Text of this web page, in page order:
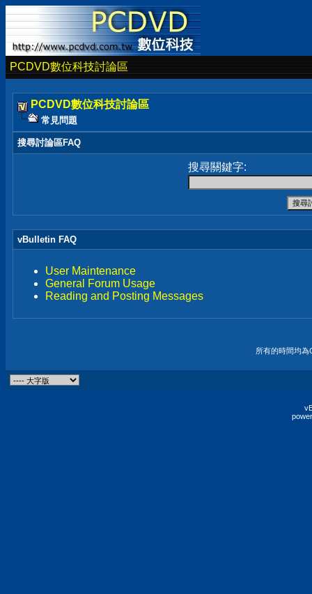
PCDVD數位科技討論區
PCDVD數位科技討論區
常見問題
搜尋討論區FAQ
搜尋關鍵字:
vBulletin FAQ
User Maintenance
General Forum Usage
Reading and Posting Messages
所有的時間均為